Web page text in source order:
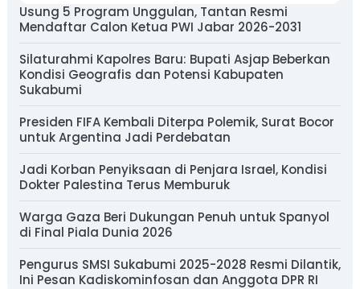
Usung 5 Program Unggulan, Tantan Resmi
Mendaftar Calon Ketua PWI Jabar 2026-2031
Silaturahmi Kapolres Baru: Bupati Asjap Beberkan
Kondisi Geografis dan Potensi Kabupaten
Sukabumi
Presiden FIFA Kembali Diterpa Polemik, Surat Bocor
untuk Argentina Jadi Perdebatan
Jadi Korban Penyiksaan di Penjara Israel, Kondisi
Dokter Palestina Terus Memburuk
Warga Gaza Beri Dukungan Penuh untuk Spanyol
di Final Piala Dunia 2026
Pengurus SMSI Sukabumi 2025-2028 Resmi Dilantik,
Ini Pesan Kadiskominfosan dan Anggota DPR RI